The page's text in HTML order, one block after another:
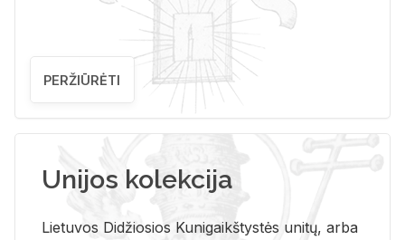
PERŽIŪRĖTI
Unijos kolekcija
Lietuvos Didžiosios Kunigaikštystės unitų, arba